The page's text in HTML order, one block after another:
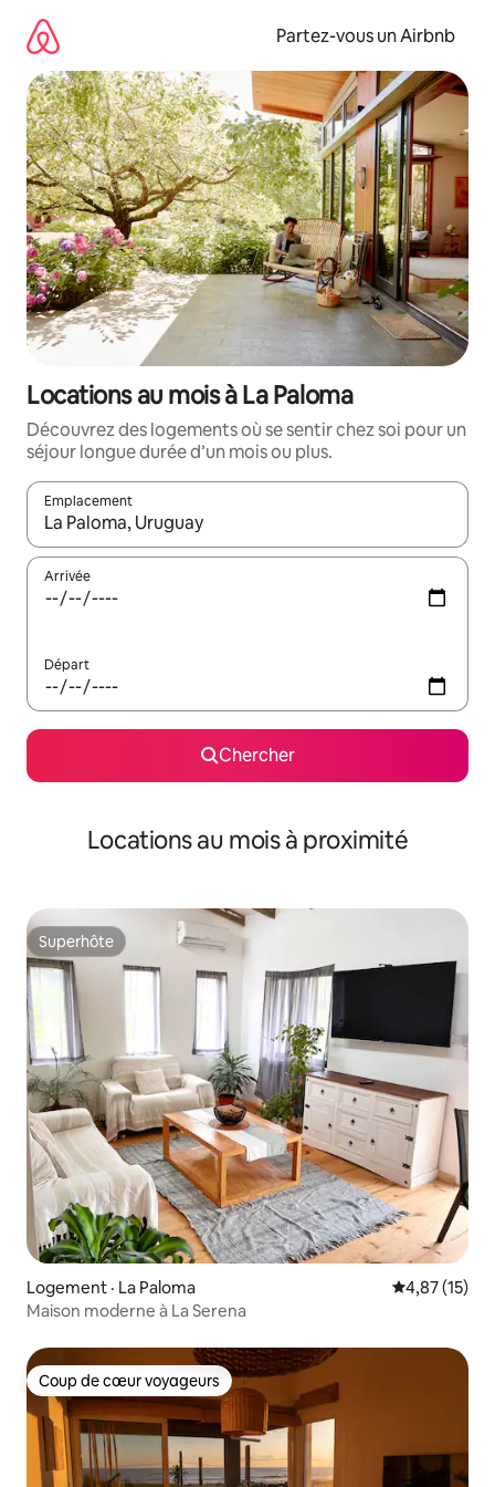
directement
contenu
Partez-vous un Airbnb
Locations au mois à La Paloma
Découvrez des logements où se sentir chez soi pour un
séjour longue durée d’un mois ou plus.
Emplacement
Quand les résultats sont affichés, parcourez-les en utilisant
Arrivée
Départ
Chercher
Locations au mois à proximité
Superhôte
Superhôte
Logement · La Paloma Note
4,87 (15)
Maison moderne à La Serena
Coup de cœur voyageurs
Coup de cœur voyageurs